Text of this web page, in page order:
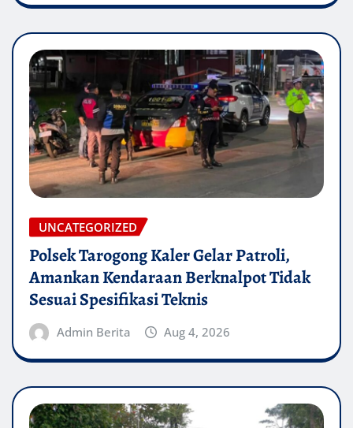
UNCATEGORIZED
Polsek Tarogong Kaler Gelar Patroli,
Amankan Kendaraan Berknalpot Tidak
Sesuai Spesifikasi Teknis
Admin Berita Aug 4, 2026